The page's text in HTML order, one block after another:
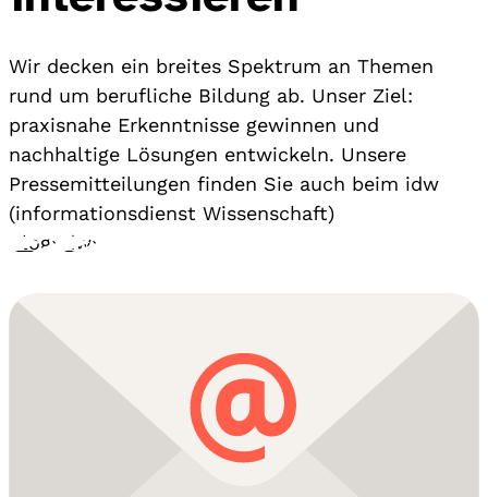
Wir decken ein breites Spektrum an Themen
rund um berufliche Bildung ab. Unser Ziel:
praxisnahe Erkenntnisse gewinnen und
nachhaltige Lösungen entwickeln. Unsere
Pressemitteilungen finden Sie auch beim idw
(informationsdienst Wissenschaft)
Blog› idw›